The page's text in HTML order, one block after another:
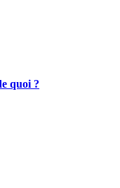
quoi ?